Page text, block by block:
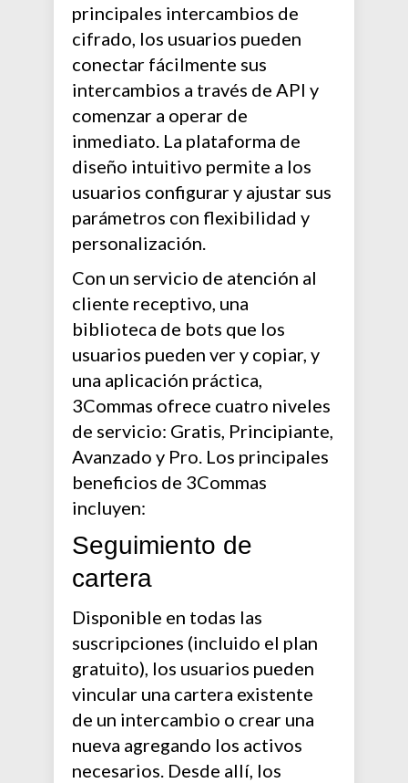
principales intercambios de
cifrado, los usuarios pueden
conectar fácilmente sus
intercambios a través de API y
comenzar a operar de
inmediato. La plataforma de
diseño intuitivo permite a los
usuarios configurar y ajustar sus
parámetros con flexibilidad y
personalización.
Con un servicio de atención al
cliente receptivo, una
biblioteca de bots que los
usuarios pueden ver y copiar, y
una aplicación práctica,
3Commas ofrece cuatro niveles
de servicio: Gratis, Principiante,
Avanzado y Pro. Los principales
beneficios de 3Commas
incluyen:
Seguimiento de
cartera
Disponible en todas las
suscripciones (incluido el plan
gratuito), los usuarios pueden
vincular una cartera existente
de un intercambio o crear una
nueva agregando los activos
necesarios. Desde allí, los